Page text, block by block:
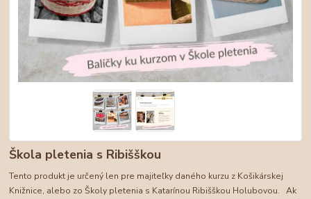
Škola pletenia s Ribišškou
Tento produkt je určený len pre majiteľky daného kurzu z Košikárskej
Knižnice, alebo zo Školy pletenia s Katarínou Ribišškou Holubovou. Ak